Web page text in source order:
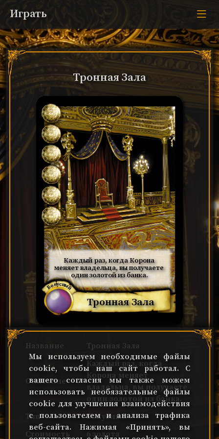
Играть
Тронная Зала
Тронная Зала
Каждый раз, когда Корона
меняет владельца, вы получаете
один золотой из банка.
Бонусный
Название Тронная Зала
Описание
Каждый раз, когда
Корона меняет
владельца, вы получаете
один золотой из банка.
Тип
Бонусный
Стоимость
6 золота
Мы используем необходимые файлы
cookie, чтобы наш сайт работал. С
вашего согласия мы также можем
использовать необязательные файлы
cookie для улучшения взаимодействия
с пользователем и анализа трафика
веб-сайта. Нажимая «Принять», вы